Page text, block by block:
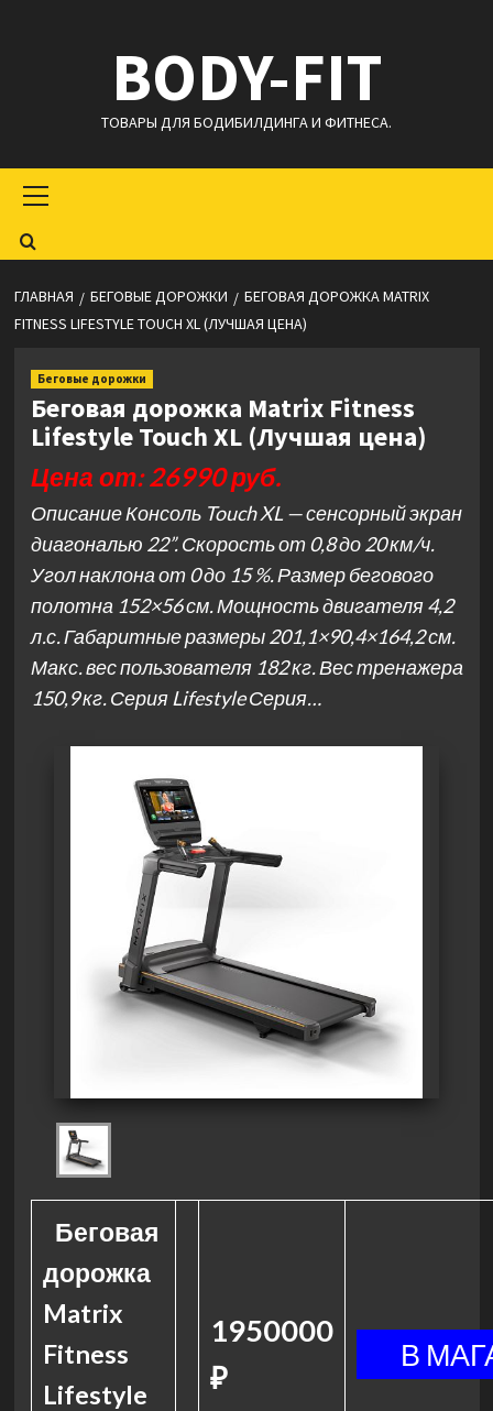
BODY-FIT
ТОВАРЫ ДЛЯ БОДИБИЛДИНГА И ФИТНЕСА.
меню
ГЛАВНАЯ БЕГОВЫЕ ДОРОЖКИ
БЕГОВАЯ ДОРОЖКА MATRIX
FITNESS LIFESTYLE TOUCH XL (ЛУЧШАЯ ЦЕНА)
Беговые дорожки
Беговая дорожка Matrix Fitness
Lifestyle Touch XL (Лучшая цена)
Цена от: 26990 руб.
Описание Консоль Touch XL — сенсорный экран
диагональю 22”. Скорость от 0,8 до 20 км/ч.
Угол наклона от 0 до 15 %. Размер бегового
полотна 152×56 см. Мощность двигателя 4,2
л.с. Габаритные размеры 201,1×90,4×164,2 см.
Макс. вес пользователя 182 кг. Вес тренажера
150,9 кг. Серия Lifestyle Серия…
Беговая
дорожка
Matrix
Fitness
Lifestyle
1950000
₽